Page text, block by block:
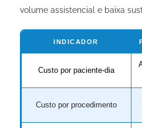
volume assistencial e baixa
INDICADOR
Custo por paciente-dia
Custo por procedimento